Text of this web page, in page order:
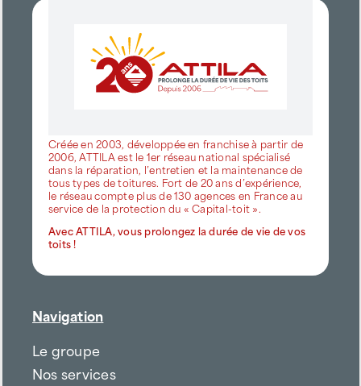
Créée en 2003, développée en franchise à partir de
2006, ATTILA est le 1er réseau national spécialisé
dans la réparation, l’entretien et la maintenance de
tous types de toitures. Fort de 20 ans d’expérience,
le réseau compte plus de 130 agences en France au
service de la protection du « Capital-toit ».
Avec ATTILA, vous prolongez la durée de vie de vos
toits !
Navigation
Le groupe
Nos services